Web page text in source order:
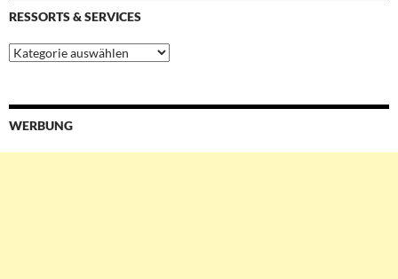
RESSORTS & SERVICES
Ressorts
&
WERBUNG